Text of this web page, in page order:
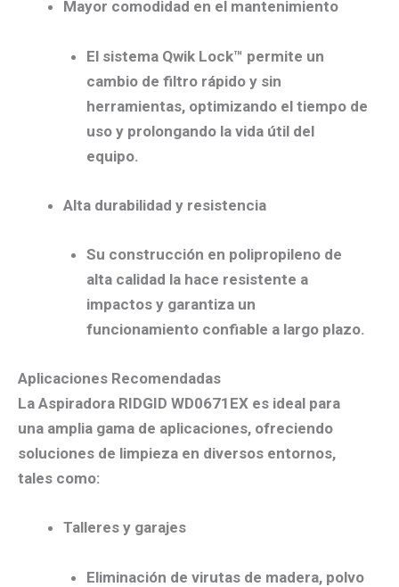
Mayor comodidad en el mantenimiento
El sistema Qwik Lock™ permite un
cambio de filtro rápido y sin
herramientas, optimizando el tiempo de
uso y prolongando la vida útil del
equipo.
Alta durabilidad y resistencia
Su construcción en polipropileno de
alta calidad la hace resistente a
impactos y garantiza un
funcionamiento confiable a largo plazo.
Aplicaciones Recomendadas
La Aspiradora RIDGID WD0671EX es ideal para
una amplia gama de aplicaciones, ofreciendo
soluciones de limpieza en diversos entornos,
tales como:
Talleres y garajes
Eliminación de virutas de madera, polvo